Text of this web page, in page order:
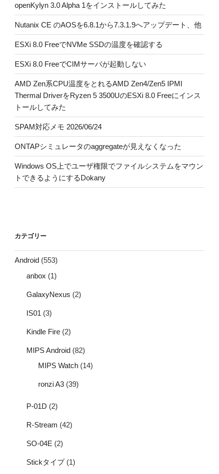
openKylyn 3.0 Alpha 1をインストールしてみた
Nutanix CE のAOSを6.8.1から7.3.1.9へアップデート、他
ESXi 8.0 FreeでNVMe SSDの温度を確認する
ESXi 8.0 FreeでCIMサーバが起動しない
AMD Zen系CPU温度をとれるAMD Zen4/Zen5 IPMI
Thermal DriverをRyzen 5 3500UのESXi 8.0 Freeにインス
トールしてみた
SPAM対応メモ 2026/06/24
ONTAPシミュレータのaggregateが見えなくなった
Windows OS上でユーザ権限でファイルシステムをマウン
トできるようにするDokany
カテゴリー
Android (553)
anbox (1)
GalaxyNexus (2)
IS01 (3)
Kindle Fire (2)
MIPS Android (82)
MIPS Watch (14)
ronzi A3 (39)
P-01D (2)
R-Stream (42)
SO-04E (2)
Stickタイプ(1)